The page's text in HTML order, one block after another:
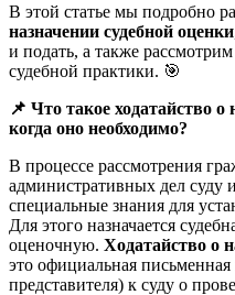
В этой статье мы подробно
назначении судебной оценки
и подать, а также
судебной практики. 🎯
📌 Что такое ходатайство о
когда оно необходимо?
В процессе рассмотрения
административных дел суду
специальные знания для
Для этого назначается
оценочную. Ходатайство о
это официальная
представителя) к суду о